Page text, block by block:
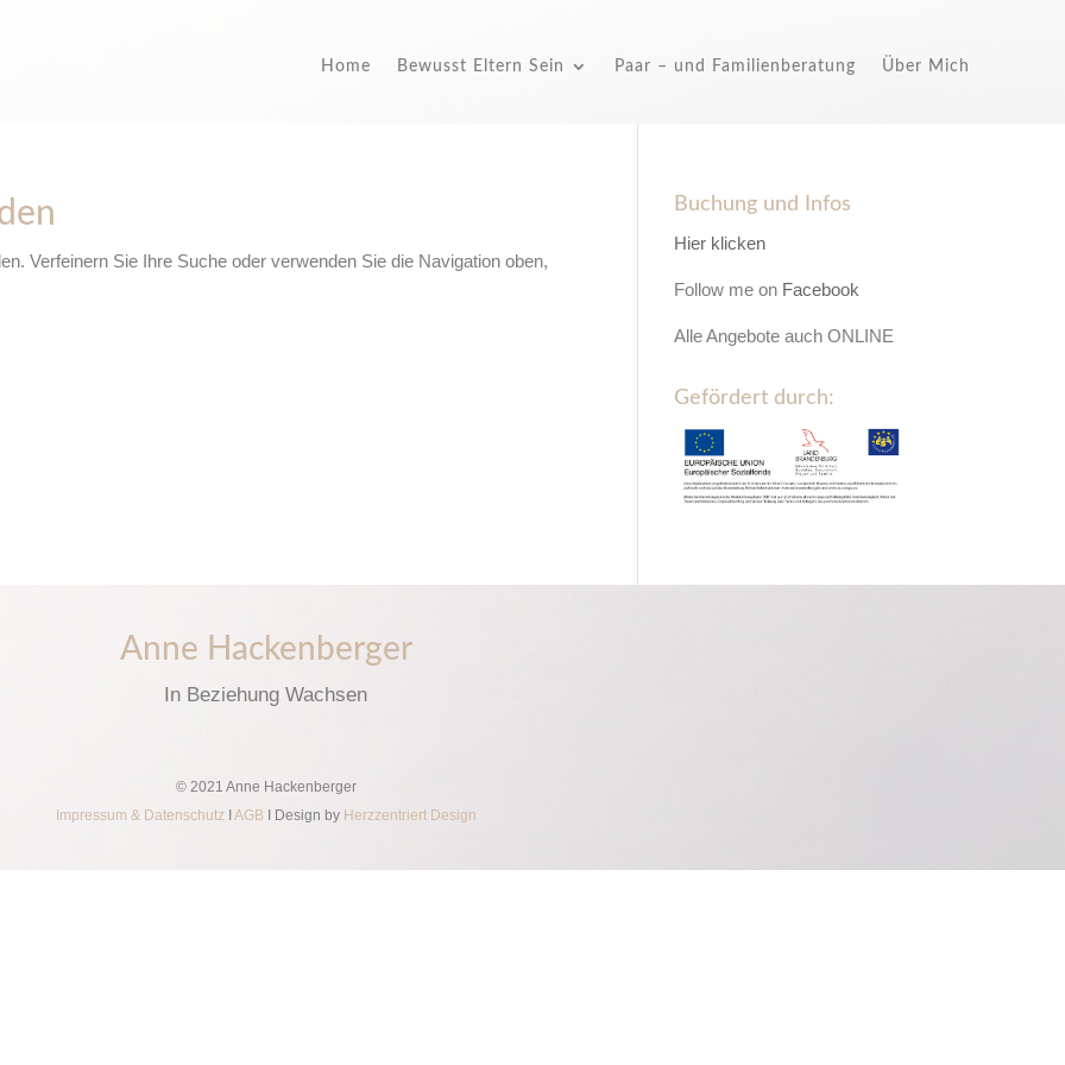
Home Bewusst Eltern Sein Paar – und Familienberatung Über Mich
Verfeinern Sie Ihre Suche oder verwenden Sie die Navigation oben,
Buchung und Infos
Hier klicken
Follow me on Facebook
Alle Angebote auch ONLINE
Gefördert durch:
Anne Hackenberger
In Beziehung Wachsen
© 2021 Anne Hackenberger
Impressum & Datenschutz AGB I Design by Herzzentriert Design